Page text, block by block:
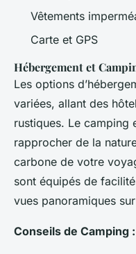
Vêtements
Carte et GPS
Hébergement et
Les options
variées, allant des
rustiques. Le camping
rapprocher de la
carbone de votre
sont équipés de
vues panoramiques
Conseils de Camping :